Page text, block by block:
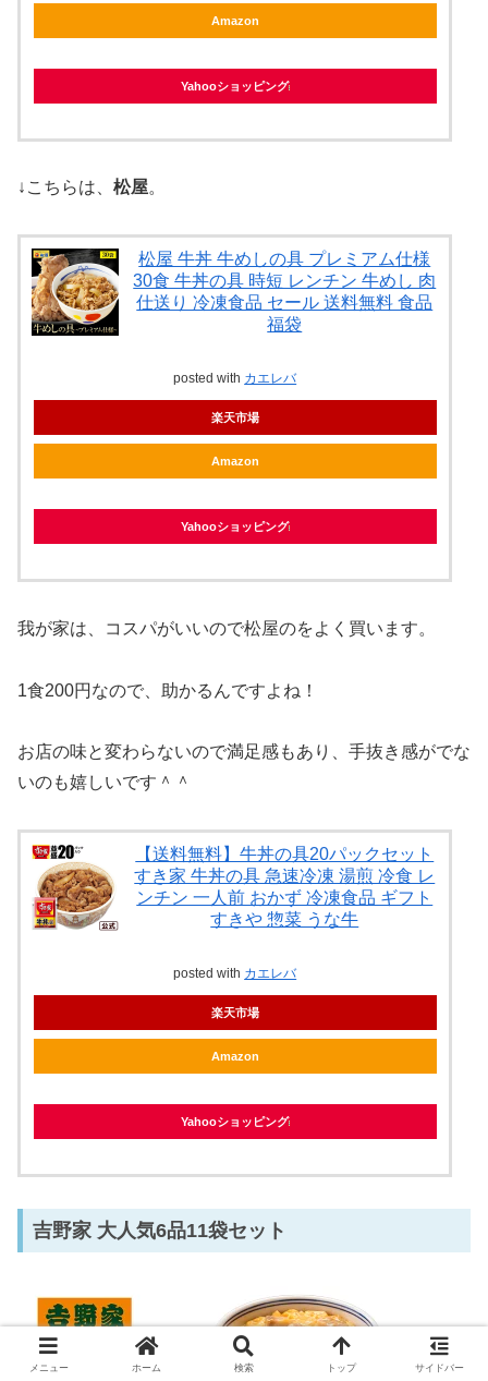
Amazon
Yahooショッピング
↓こちらは、 松屋。
松屋 牛丼 牛めしの具 プレミアム仕様
30食 牛丼の具 時短 レンチン 牛めし 肉
仕送り 冷凍食品 セール 送料無料 食品
福袋
posted with カエレバ
楽天市場
Amazon
Yahooショッピング
我が家は、コスパがいいので松屋のをよく買います。
1食200円なので、助かるんですよね！
お店の味と変わらないので満足感もあり、手抜き感がでな
いのも嬉しいです＾＾
【送料無料】牛丼の具20パックセット
すき家 牛丼の具 急速冷凍 湯煎 冷食 レ
ンチン 一人前 おかず 冷凍食品 ギフト
すきや 惣菜 うな牛
posted with カエレバ
楽天市場
Amazon
Yahooショッピング
吉野家 大人気6品11袋セット
メニュー ホーム 検索 トップ サイドバー